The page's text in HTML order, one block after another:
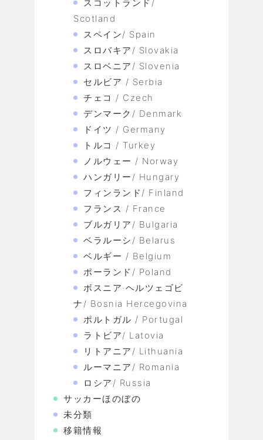
スコットランド/
Scotland
スペイン/ Spain
スロバキア/ Slovakia
スロベニア/ Slovenia
セルビア / Serbia
チェコ / Czech
デンマーク/ Denmark
ドイツ / Germany
トルコ / Turkey
ノルウェー / Norway
ハンガリー/ Hungary
フィンランド/ Finland
フランス / France
ブルガリア/ Bulgaria
ベラルーシ/ Belarus
ベルギー / Belgium
ポーランド/ Poland
ボスニア·ヘルツェゴビ
ナ/ Bosnia Hercegovina
ポルトガル / Portugal
ラトビア/ Latovia
リトアニア/ Lithuania
ルーマニア/ Romania
ロシア/ Russia
サッカーほのぼの
未分類
移籍情報